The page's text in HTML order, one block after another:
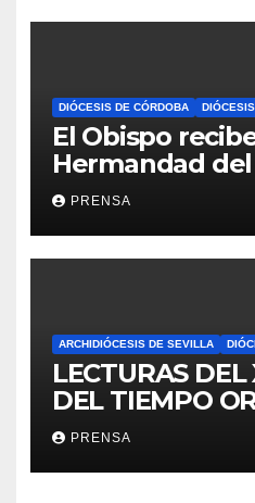
DIÓCESIS DE CÓRDOBA
El Obispo
Hermandad
PRENSA
ARCHIDIÓCESIS DE SEVILLA
LECTURAS
DEL TIEMPO
PRENSA